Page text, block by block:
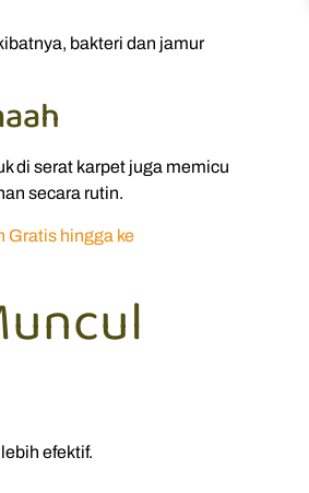
bakteri dan jamur
di serat karpet juga memicu
secara rutin.
Gratis hingga ke
efektif.